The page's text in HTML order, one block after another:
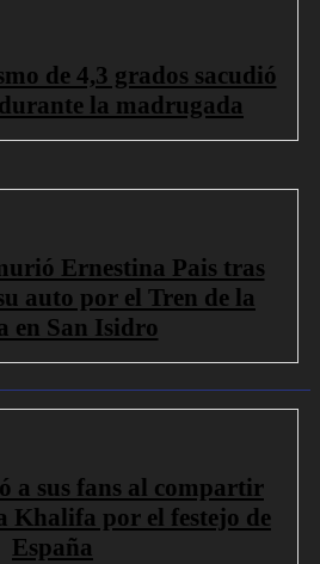
de 4,3 grados sacudió
la madrugada
Ernestina Pais tras
auto por el Tren de la
en San Isidro
a sus fans al compartir
Khalifa por el festejo de
España